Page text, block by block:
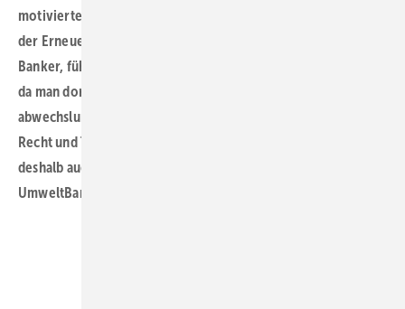
motivierte Quereinsteiger:innen mit Vorerfahrung im Bereich
der Erneuerbaren Energien. Ich selbst bin zwar kein gelernter
Banker, fühle mich in der Projektfinanzierung aber sehr wohl,
da man dort tagtäglich mit sehr vielfältigen und
abwechslungsreichen Herausforderungen aus Wirtschaft,
Recht und Technik konfrontiert wird. Bei der Jobsuche lohnt
deshalb auch immer mal ein Blick in die Stellenanzeigen der
UmweltBank! Nicole Weinhold